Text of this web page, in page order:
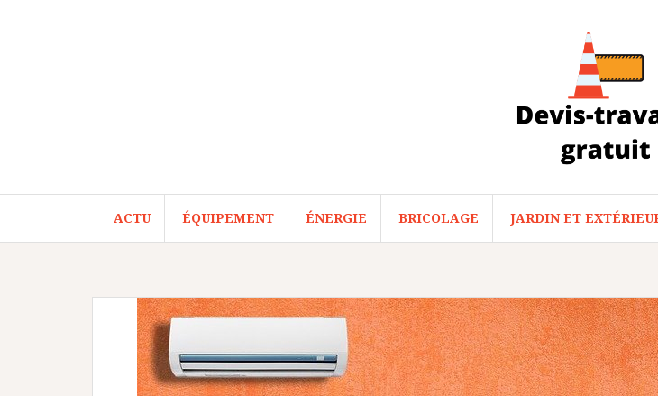
ACTU ÉQUIPEMENT ÉNERGIE BRICOLAGE JARDIN ET